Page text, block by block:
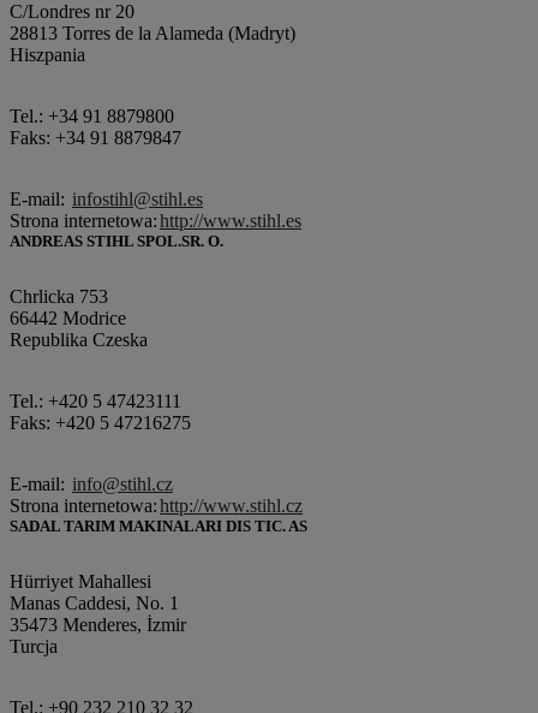
C/Londres nr 20
28813 Torres de la Alameda (Madryt)
Hiszpania
Tel.: +34 91 8879800
Faks: +34 91 8879847
E-mail: infostihl@stihl.es
Strona internetowa:http://www.stihl.es
ANDREAS STIHL SPOL.SR. O.
Chrlicka 753
66442 Modrice
Republika Czeska
Tel.: +420 5 47423111
Faks: +420 5 47216275
E-mail: info@stihl.cz
Strona internetowa:http://www.stihl.cz
SADAL TARIM MAKINALARI DIS TIC. AS
Hürriyet Mahallesi
Manas Caddesi, No. 1
35473 Menderes, İzmir
Turcja
Tel.: +90 232 210 32 32